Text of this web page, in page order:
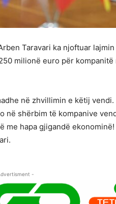
Taravari ka njoftuar
milionë euro për
në zhvillimin e këtij
në shërbim të kompanive
me hapa gjigandë
-